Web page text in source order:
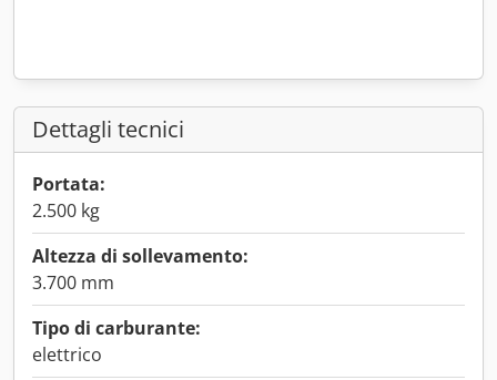
Dettagli tecnici
Portata:
2.500 kg
Altezza di sollevamento:
3.700 mm
Tipo di carburante:
elettrico